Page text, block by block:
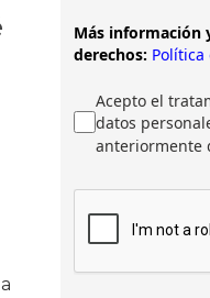
Más información
derechos:
Acepto el
datos
anteriormente